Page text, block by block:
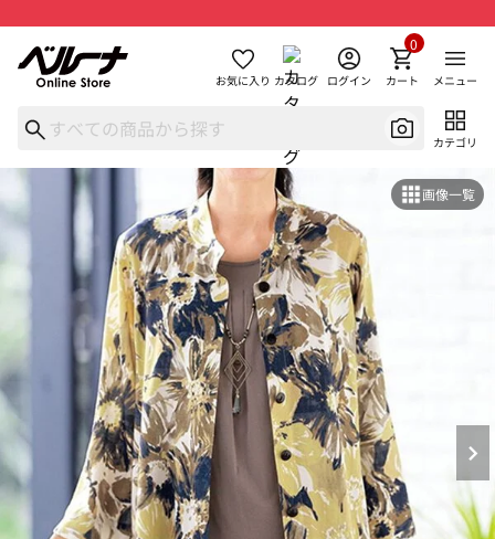
お気に入り カタログ ログイン カート
0
メニュー
カテゴリ
画像一覧